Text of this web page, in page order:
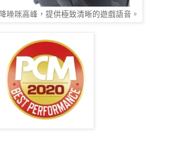
噪咪高峰，提供極致清晰的遊戲語音。